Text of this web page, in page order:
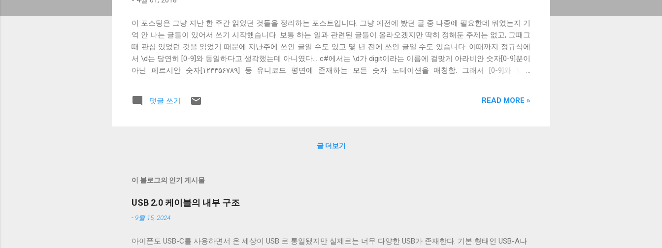
이 포스팅은 그냥 지난 한 주간 읽었던 것들을 정리하는 포스트입니다. 그냥 예전에 봤던 글 중 나중에 필요한데 뭐였는지 기
억 안 나는 글들이 있어서 쓰기 시작했습니다. 보통 하는 일과 관련된 글들이 올라오겠지만 딱히 정해둔 주제는 없고, 그때그
때 관심 있었던 것을 읽었기 때문에 지난주에 쓰인 글일 수도 있고 몇 년 전에 쓰인 글일 수도 있습니다. 이때까지 정규식에
서 \d는 당연히 [0-9]와 동일하다고 생각했는데 아니였다... c#에서는 \d가 digit이라는 이름에 걸맞게 아라비안 숫자[0-9]뿐이
아닌 페르시안 숫자[۱۲۳۴۵۶۷۸۹] 등 유니코드 평면에 존재하는 모든 숫자 노테이션을 매칭함. 그래서 [0-9]와 \d는
미하는 것이 맞지만, 유니코드라면 [0-9] 이외의 문자열도 처리할 것을 고려했어야 한다. 그런 의미에서 파이썬 2의 string
는 Receive an Object, Return an Object의 약자로, 이름 그대로 함수에 넘기는 인자와 함수가 넘기는 인자를 object로 하자는
댓글 쓰기 READ MORE »
글 더보기
이 블로그의 인기 게시물
USB 2.0 케이블의 내부 구조
- 9월 15, 2024
아이폰도 USB-C를 사용하면서 온 세상이 USB 로 통일됐지만 실제로는 너무 다양한 USB가 존재한다. 기본 형태인 USB-A나